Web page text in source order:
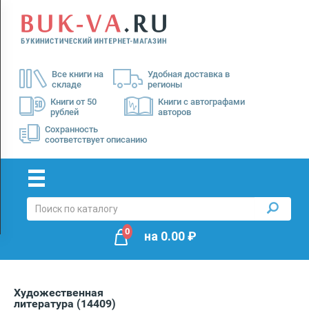
Все книги на
складе
Удобная доставка в
регионы
Книги от 50
рублей
Книги с автографами
авторов
Сохранность
соответствует описанию
Menu
Доставка
Оплата
0 на 0.00₽
Художественная
литература (14409)